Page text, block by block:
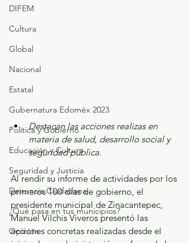
DIFEM
Cultura
Global
Nacional
Estatal
Gubernatura Edoméx 2023
Política y Gobierno
Educación y Cultura
Seguridad y Justicia
Denuncia Ciudadana
¿Qué pasa en tus municipios?
Opinión
Destacan las acciones realizas en
materia de salud, desarrollo social y
seguridad pública.
Al rendir su informe de actividades por los
primeros 100 días de gobierno, el
presidente municipal de Zinacantepec,
Manuel Vilchis Viveros presentó las
acciones concretas realizadas desde el